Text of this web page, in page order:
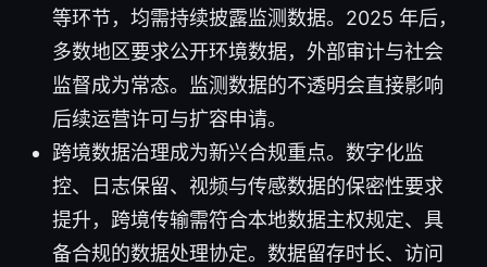
等环节，均需持续披露监测数据。2025 年后，
多数地区要求公开环境数据，外部审计与社会
监督成为常态。监测数据的不透明会直接影响
后续运营许可与扩容申请。
跨境数据治理成为新兴合规重点。数字化监
控、日志保留、视频与传感数据的保密性要求
提升，跨境传输需符合本地数据主权规定、具
备合规的数据处理协定。数据留存时长、访问